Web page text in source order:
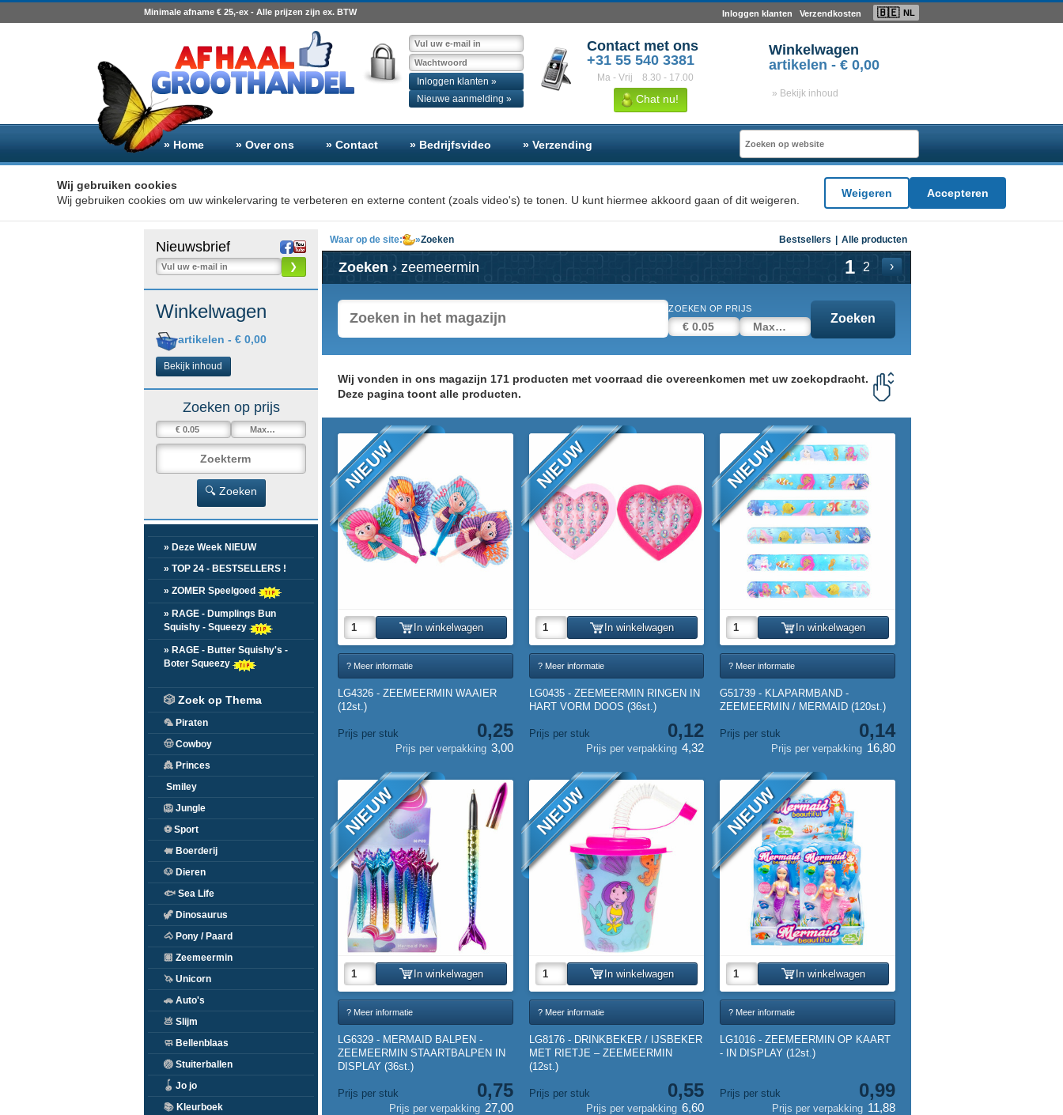
Minimale afname € 25,-ex - Alle prijzen zijn ex. BTW Inloggen klanten Verzendkosten 🇧🇪 NL
Inloggen klanten »
Nieuwe aanmelding »
Contact met ons
+31 55 540 3381
Ma - Vrij 8.30 - 17.00
Chat nu!
Winkelwagen
artikelen - € 0,00
» Bekijk inhoud
» Home » Over ons » Contact » Bedrijfsvideo » Verzending
Wij gebruiken cookies
Wij gebruiken cookies om uw winkelervaring te verbeteren en externe content (zoals video's) te tonen. U kunt hiermee akkoord gaan of dit weigeren.
Weigeren Accepteren
Nieuwsbrief
❯
Winkelwagen
artikelen - € 0,00
Bekijk inhoud
Zoeken op prijs
🔍 Zoeken
» Deze Week NIEUW
» TOP 24 - BESTSELLERS !
» ZOMER Speelgoed
» RAGE - Dumplings Bun
Squishy - Squeezy
» RAGE - Butter Squishy's -
Boter Squeezy
🎲 Zoek op Thema
🦜 Piraten
🤠Cowboy
👸 Princes
Smiley
🦁 Jungle
⚽Sport
🐖 Boerderij
🐶 Dieren
🐟 Sea Life
🦖 Dinosaurus
🐴 Pony / Paard
🏽 Zeemeermin
🦄 Unicorn
🚗 Auto's
💩 Slijm
🧼 Bellenblaas
🏐 Stuiterballen
🪀 Jo jo
📚 Kleurboek
Waar op de site: »Zoeken Bestsellers Alle producten
Zoeken › zeemeermin 1 2 ›
ZOEKEN OP PRIJS
Zoeken
Wij vonden in ons magazijn 171 producten met voorraad die overeenkomen met uw zoekopdracht.
Deze pagina toont alle producten.
NIEUW
In winkelwagen
? Meer informatie
LG4326 - ZEEMEERMIN WAAIER
(12st.)
Prijs per stuk 0,25
Prijs per verpakking 3,00
NIEUW
In winkelwagen
? Meer informatie
LG0435 - ZEEMEERMIN RINGEN IN
HART VORM DOOS (36st.)
Prijs per stuk 0,12
Prijs per verpakking 4,32
NIEUW
In winkelwagen
? Meer informatie
G51739 - KLAPARMBAND -
ZEEMEERMIN / MERMAID (120st.)
Prijs per stuk 0,14
Prijs per verpakking 16,80
NIEUW
In winkelwagen
? Meer informatie
LG6329 - MERMAID BALPEN -
ZEEMEERMIN STAARTBALPEN IN
DISPLAY (36st.)
Prijs per stuk 0,75
Prijs per verpakking 27,00
NIEUW
In winkelwagen
? Meer informatie
LG8176 - DRINKBEKER / IJSBEKER
MET RIETJE – ZEEMEERMIN
(12st.)
Prijs per stuk 0,55
Prijs per verpakking 6,60
NIEUW
In winkelwagen
? Meer informatie
LG1016 - ZEEMEERMIN OP KAART
- IN DISPLAY (12st.)
Prijs per stuk 0,99
Prijs per verpakking 11,88